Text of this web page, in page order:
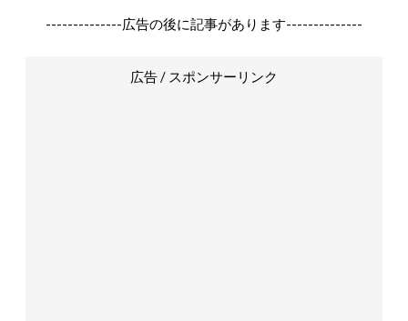
--------------広告の後に記事があります--------------
広告 / スポンサーリンク